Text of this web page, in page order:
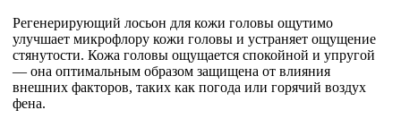
Регенерирующий лосьон для кожи головы ощутимо
улучшает микрофлору кожи головы и устраняет ощущение
стянутости. Кожа головы ощущается спокойной и упругой
— она оптимальным образом защищена от влияния
внешних факторов, таких как погода или горячий воздух
фена.